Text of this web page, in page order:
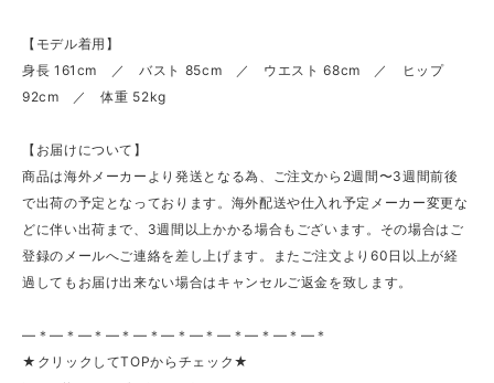
【モデル着用】
身長 161cm ／ バスト 85cm ／ ウエスト 68cm ／ ヒップ
92cm ／ 体重 52kg
【お届けについて】
商品は海外メーカーより発送となる為、ご注文から2週間〜3週間前後
で出荷の予定となっております。海外配送や仕入れ予定メーカー変更な
どに伴い出荷まで、3週間以上かかる場合もございます。その場合はご
登録のメールへご連絡を差し上げます。またご注文より60日以上が経
過してもお届け出来ない場合はキャンセルご返金を致します。
—＊—＊—＊—＊—＊—＊—＊—＊—＊—＊—＊
★クリックしてTOPからチェック★